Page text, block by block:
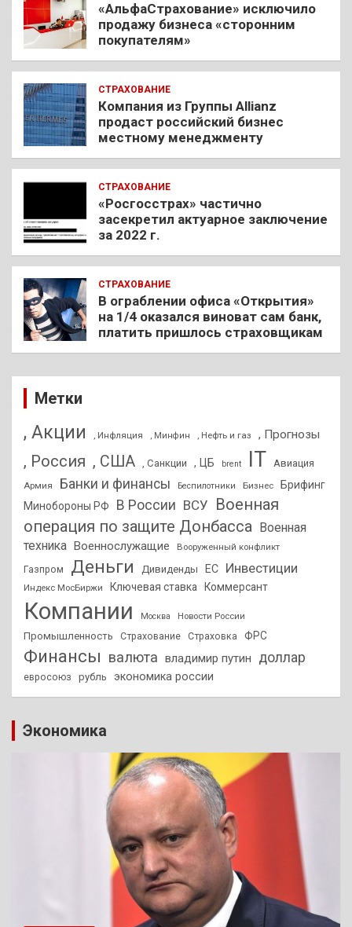
«АльфаСтрахование» исключило
продажу бизнеса «сторонним
покупателям»
СТРАХОВАНИЕ
Компания из Группы Allianz
продаст российский бизнес
местному менеджменту
СТРАХОВАНИЕ
«Росгосстрах» частично
засекретил актуарное заключение
за 2022 г.
СТРАХОВАНИЕ
В ограблении офиса «Открытия»
на 1/4 оказался виноват сам банк,
платить пришлось страховщикам
Метки
, Акции , Инфляция , Минфин , Нефть и газ , Прогнозы
, Россия , США , Санкции , ЦБ brent IT Авиация
Армия Банки и финансы Беспилотники Бизнес
Брифинг
Минобороны РФ
В России ВСУ Военная
операция по защите Донбасса Военная
техника Военнослужащие Вооруженный конфликт
Газпром Деньги Дивиденды ЕС Инвестиции
Индекс МосБиржи Ключевая ставка Коммерсант
Компании Москва Новости России
Промышленность Страхование Страховка ФРС
Финансы валюта владимир путин доллар
евросоюз рубль экономика россии
Экономика